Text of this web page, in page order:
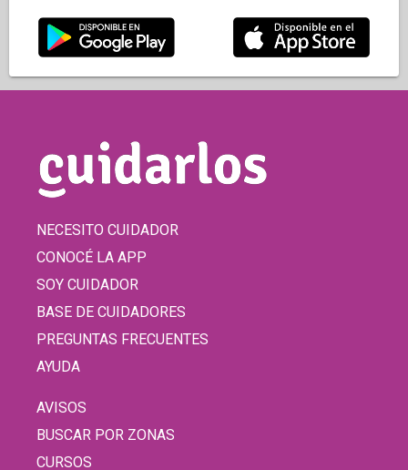
NECESITO CUIDADOR
CONOCÉ LA APP
SOY CUIDADOR
BASE DE CUIDADORES
PREGUNTAS FRECUENTES
AYUDA
AVISOS
BUSCAR POR ZONAS
CURSOS